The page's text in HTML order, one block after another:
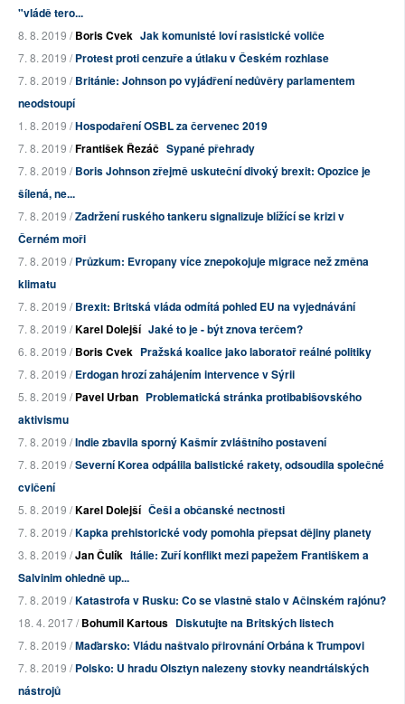
"vládě tero...
8. 8. 2019 /Boris Cvek Jak komunisté loví rasistické voliče
7. 8. 2019 /Protest proti cenzuře a útlaku v Českém rozhlase
7. 8. 2019 /Británie: Johnson po vyjádření nedůvěry parlamentem
neodstoupí
1. 8. 2019 /Hospodaření OSBL za červenec 2019
7. 8. 2019 /František Řezáč Sypané přehrady
7. 8. 2019 /Boris Johnson zřejmě uskuteční divoký brexit: Opozice je
šílená, ne...
7. 8. 2019 /Zadržení ruského tankeru signalizuje blížící se krizi v
Černém moři
7. 8. 2019 /Průzkum: Evropany více znepokojuje migrace než změna
klimatu
7. 8. 2019 /Brexit: Britská vláda odmítá pohled EU na vyjednávání
7. 8. 2019 /Karel Dolejší Jaké to je - být znova terčem?
6. 8. 2019 /Boris Cvek Pražská koalice jako laboratoř reálné politiky
7. 8. 2019 /Erdogan hrozí zahájením intervence v Sýrii
5. 8. 2019 /Pavel Urban Problematická stránka protibabišovského
aktivismu
7. 8. 2019 /Indie zbavila sporný Kašmír zvláštního postavení
7. 8. 2019 /Severní Korea odpálila balistické rakety, odsoudila společné
cvičení
5. 8. 2019 /Karel Dolejší Češi a občanské nectnosti
7. 8. 2019 /Kapka prehistorické vody pomohla přepsat dějiny planety
3. 8. 2019 /Jan Čulík Itálie: Zuří konflikt mezi papežem Františkem a
Salvinim ohledně up...
7. 8. 2019 /Katastrofa v Rusku: Co se vlastně stalo v Ačinském rajónu?
18. 4. 2017 /Bohumil Kartous Diskutujte na Britských listech
7. 8. 2019 /Maďarsko: Vládu naštvalo přirovnání Orbána k Trumpovi
7. 8. 2019 /Polsko: U hradu Olsztyn nalezeny stovky neandrtálských
nástrojů